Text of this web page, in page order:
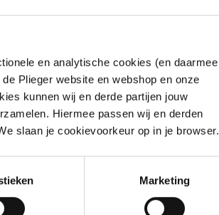
en analytische cookies (en daarmee
Plieger website en webshop en onze
kunnen wij en derde partijen jouw
Hiermee passen wij en derden
slaan je cookievoorkeur op in je browser.
Marketing